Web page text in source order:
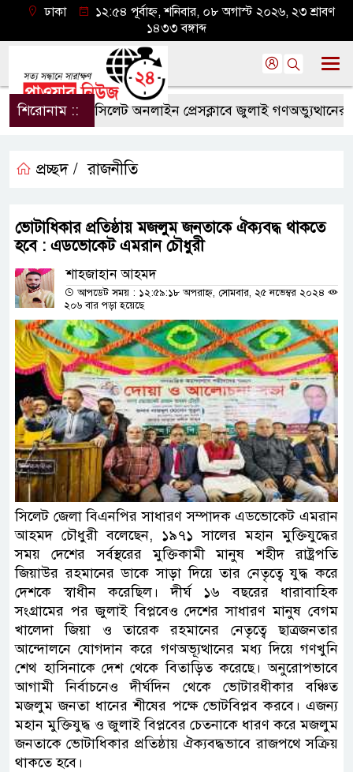
ঢাকা
১২:৫৪ পূর্বাহ্ন, শনিবার, ০৮ অগাস্ট ২০২৬, ২৩ শ্রাবণ
১৪৩৩ বঙ্গাব্দ
শিরোনাম ::সিলেট অনলাইন প্রেসক্লাবে জুলাই গণঅভ্যুত্থানের
প্রচ্ছদ / রাজনীতি
ভোটাধিকার প্রতিষ্ঠায় মজলুম জনতাকে ঐক্যবদ্ধ থাকতে
হবে : এডভোকেট এমরান চৌধুরী
শাহজাহান আহমদ
আপডেট সময় : ১২:৫৯:১৮ অপরাহ্ন, সোমবার, ২৫ নভেম্বর ২০২৪
২০৬ বার পড়া হয়েছে
সিলেট জেলা বিএনপির সাধারণ সম্পাদক এডভোকেট এমরান
আহমদ চৌধুরী বলেছেন, ১৯৭১ সালের মহান মুক্তিযুদ্ধের
সময় দেশের সর্বস্থরের মুক্তিকামী মানুষ শহীদ রাষ্ট্রপতি
জিয়াউর রহমানের ডাকে সাড়া দিয়ে তার নেতৃত্বে যুদ্ধ করে
দেশকে স্বাধীন করেছিল। দীর্ঘ ১৬ বছরের ধারাবাহিক
সংগ্রামের পর জুলাই বিপ্লবেও দেশের সাধারণ মানুষ বেগম
খালেদা জিয়া ও তারেক রহমানের নেতৃত্বে ছাত্রজনতার
আন্দোলনে যোগদান করে গণঅভ্যূত্থানের মধ্য দিয়ে গণখুনি
শেথ হাসিনাকে দেশ থেকে বিতাড়িত করেছে। অনুরোপভাবে
আগামী নির্বাচনেও দীর্ঘদিন থেকে ভোটারধীকার বঞ্চিত
মজলুম জনতা ধানের শীষের পক্ষে ভোটবিপ্লব করবে। এজন্য
মহান মুক্তিযুদ্ধ ও জুলাই বিপ্লবের চেতনাকে ধারণ করে মজলুম
জনতাকে ভোটাধিকার প্রতিষ্ঠায় ঐক্যবদ্ধভাবে রাজপথে সক্রিয়
থাকতে হবে।